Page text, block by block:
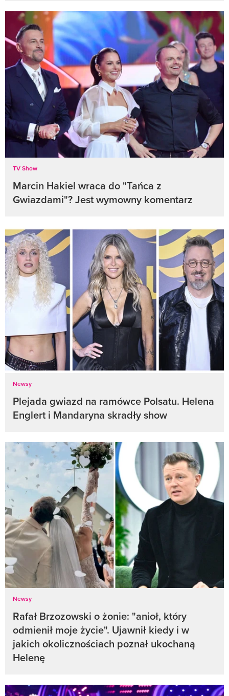
TV Show
Marcin Hakiel wraca do "Tańca z
Gwiazdami"? Jest wymowny komentarz
Newsy
Plejada gwiazd na ramówce Polsatu. Helena
Englert i Mandaryna skradły show
Newsy
Rafał Brzozowski o żonie: "anioł, który
odmienił moje życie". Ujawnił kiedy i w
jakich okolicznościach poznał ukochaną
Helenę